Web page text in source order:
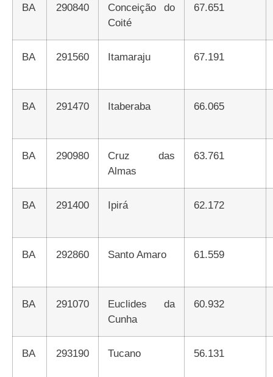
BA 290840
Conceição do
Coité
67.651
BA 291560 Itamaraju 67.191
BA 291470 Itaberaba 66.065
BA 290980
Cruz das
Almas
63.761
BA 291400 Ipirá 62.172
BA 292860 Santo Amaro 61.559
BA 291070
Euclides da
Cunha
60.932
BA 293190 Tucano 56.131